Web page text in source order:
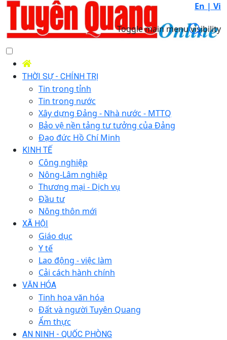
En | Vi
Toggle main menu visibility
THỜI SỰ - CHÍNH TRỊ
Tin trong tỉnh
Tin trong nước
Xây dựng Đảng - Nhà nước - MTTQ
Bảo vệ nền tảng tư tưởng của Đảng
Đạo đức Hồ Chí Minh
KINH TẾ
Công nghiệp
Nông-Lâm nghiệp
Thương mại - Dịch vụ
Đầu tư
Nông thôn mới
XÃ HỘI
Giáo dục
Y tế
Lao động - việc làm
Cải cách hành chính
VĂN HÓA
Tinh hoa văn hóa
Đất và người Tuyên Quang
Ẩm thực
AN NINH - QUỐC PHÒNG